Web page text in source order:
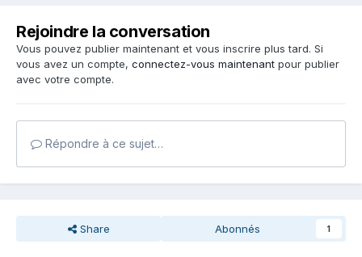
Rejoindre la conversation
Vous pouvez publier maintenant et vous inscrire plus tard. Si
vous avez un compte, connectez-vous maintenant pour publier
avec votre compte.
Répondre à ce sujet…
Share Abonnés 1